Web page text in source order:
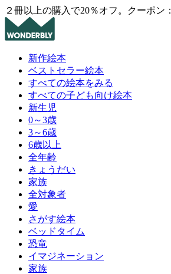
２冊以上の購入で20％オフ。クーポン：
新作絵本
ベストセラー絵本
すべての絵本をみる
すべての子ども向け絵本
新生児
0～3歳
3～6歳
6歳以上
全年齢
きょうだい
家族
全対象者
愛
さがす絵本
ベッドタイム
恐竜
イマジネーション
家族